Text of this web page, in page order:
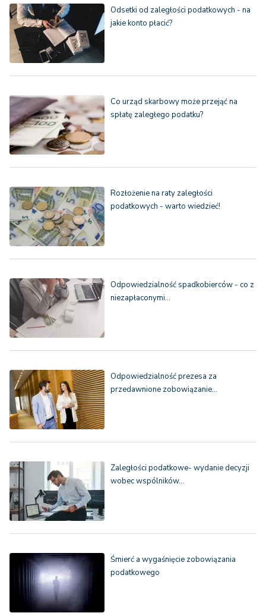
Odsetki od zaległości podatkowych - na
jakie konto płacić?
Co urząd skarbowy może przejąć na
spłatę zaległego podatku?
Rozłożenie na raty zaległości
podatkowych - warto wiedzieć!
Odpowiedzialność spadkobierców - co z
niezapłaconymi…
Odpowiedzialność prezesa za
przedawnione zobowiązanie…
Zaległości podatkowe- wydanie decyzji
wobec wspólników…
Śmierć a wygaśnięcie zobowiązania
podatkowego